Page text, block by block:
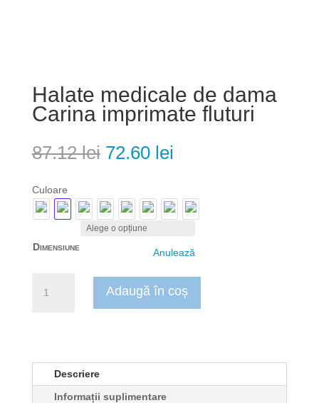
Halate medicale de dama
Carina imprimate fluturi
87.12lei Prețul
fost:
87.12 lei.
72.60 lei
72.60 lei.
Culoare
Dimensiune Anulează
Halate
imprimate
Adaugă în coș
Descriere
Informații suplimentare